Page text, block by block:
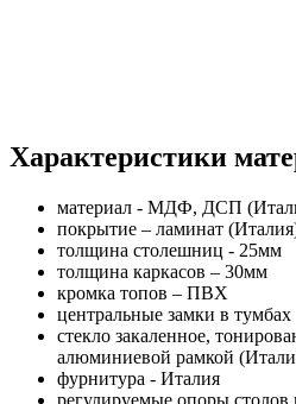
Характеристики
материал - МДФ, ДСП
покрытие – ламинат
толщина столешниц - 25мм
толщина каркасов – 30мм
кромка топов – ПВХ
центральные замки в тумбах
стекло закаленное,
алюминиевой рамкой
фурнитура - Италия
регулируемые опоры